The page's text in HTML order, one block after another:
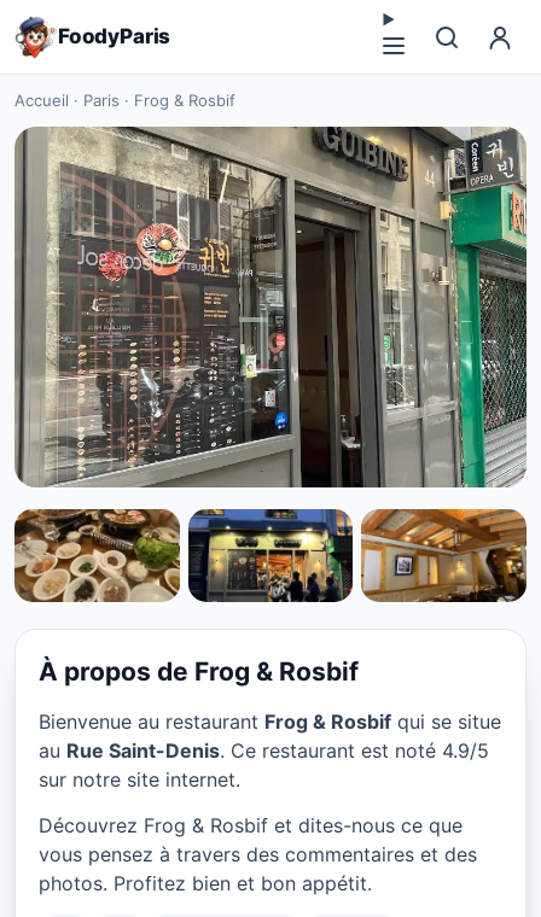
FoodyParis
Accueil · Paris · Frog & Rosbif
BAR
Frog & Rosbif à Paris
★ 4.9/5
À propos de Frog & Rosbif
Bienvenue au restaurant Frog & Rosbif qui se situe
au Rue Saint-Denis. Ce restaurant est noté 4.9/5
sur notre site internet.
Découvrez Frog & Rosbif et dites-nous ce que
vous pensez à travers des commentaires et des
photos. Profitez bien et bon appétit.